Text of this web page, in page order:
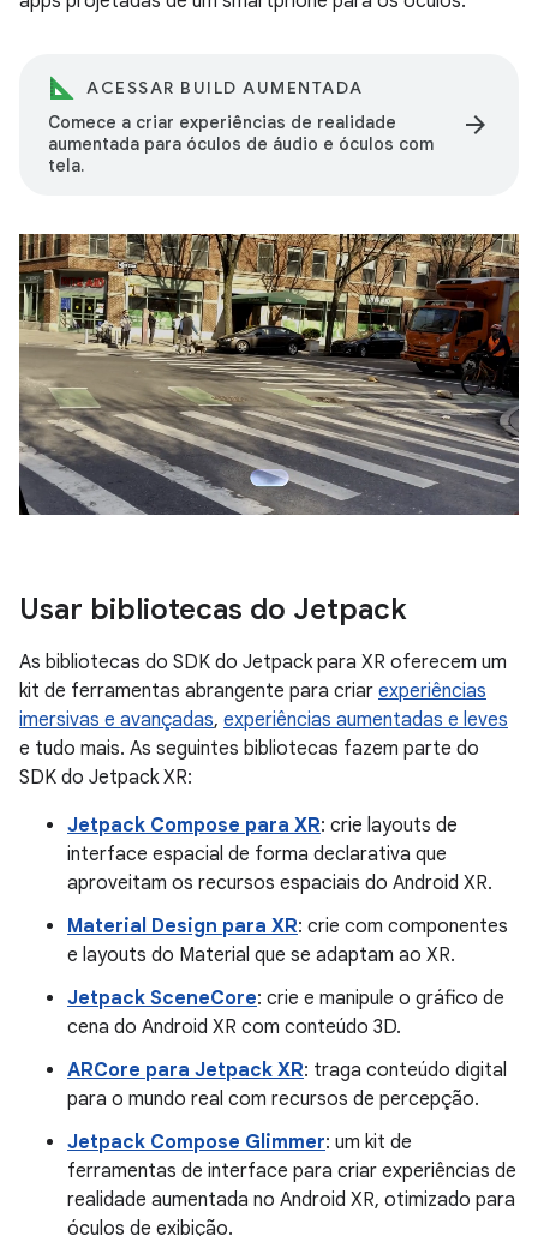
ACESSAR BUILD AUMENTADA
Comece a criar experiências de realidade
aumentada para óculos de áudio e óculos com
tela.
arrow_forward
Usar bibliotecas do Jetpack
As bibliotecas do SDK do Jetpack para XR oferecem um
kit de ferramentas abrangente para criar experiências
imersivas e avançadas, experiências aumentadas e leves
e tudo mais. As seguintes bibliotecas fazem parte do
SDK do Jetpack XR:
Jetpack Compose para XR: crie layouts de
interface espacial de forma declarativa que
aproveitam os recursos espaciais do Android XR.
Material Design para XR: crie com componentes
e layouts do Material que se adaptam ao XR.
Jetpack SceneCore: crie e manipule o gráfico de
cena do Android XR com conteúdo 3D.
ARCore para Jetpack XR: traga conteúdo digital
para o mundo real com recursos de percepção.
Jetpack Compose Glimmer: um kit de
ferramentas de interface para criar experiências de
realidade aumentada no Android XR, otimizado para
óculos de exibição.